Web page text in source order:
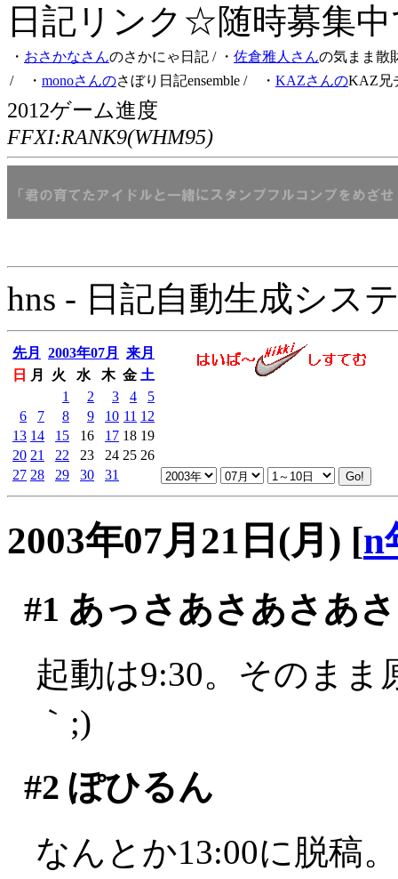
日記リンク☆随時募集
・ おさかなさんのさかにゃ日記 / ・ 佐倉雅人さんの気まま散
/ ・ monoさんのさぼり日記ensemble / ・ KAZさんのKAZ兄
2012ゲーム進度
FFXI:RANK9(WHM95)
hns - 日記自動生成シス
先月 2003年07月
来月
日
月 火 水 木 金 土
1
2 3 4
5
6
7 8 9 10 11 12
13 14 15 16 17 18 19
20 21 22 23 24 25 26
27 28 29 30 31
2003年07月21日(月) [n
#1 あっさあさあさあ
起動は9:30。そのまま
｀;)
#2 ぽひるん
なんとか13:00に脱稿